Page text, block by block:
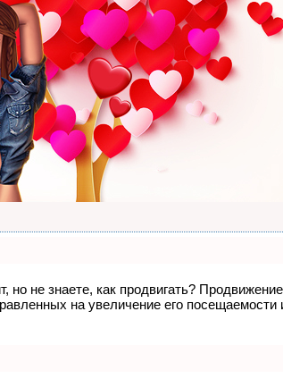
не знаете, как продвигать?
на увеличение его посещаемости